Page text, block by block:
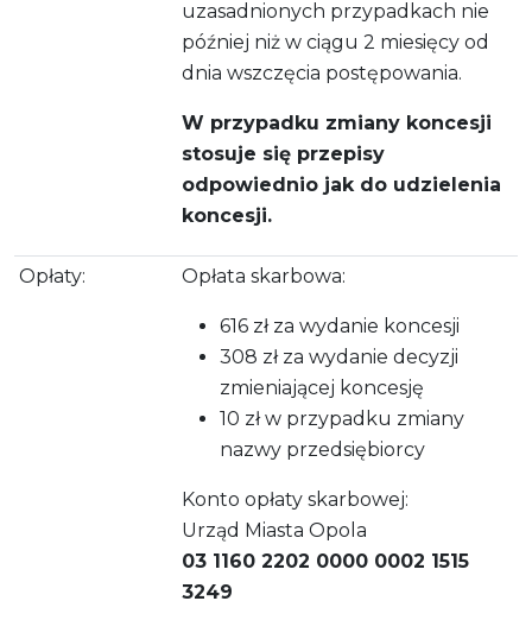
uzasadnionych przypadkach nie
później niż w ciągu 2 miesięcy od
dnia wszczęcia postępowania.
W przypadku zmiany koncesji
stosuje się przepisy
odpowiednio jak do udzielenia
koncesji.
Opłaty: Opłata skarbowa:
616 zł za wydanie koncesji
308 zł za wydanie decyzji
zmieniającej koncesję
10 zł w przypadku zmiany
nazwy przedsiębiorcy
Konto opłaty skarbowej:
Urząd Miasta Opola
03 1160 2202 0000 0002 1515
3249